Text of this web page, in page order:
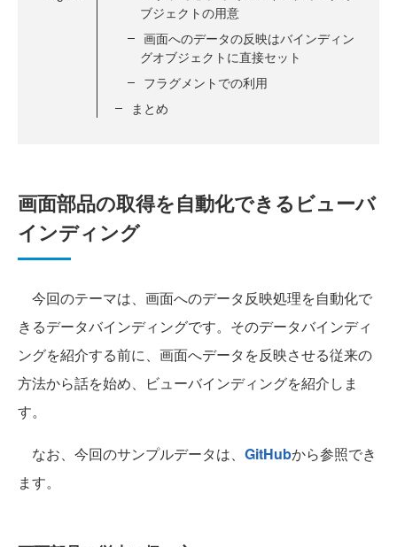
ブジェクトの用意
画面へのデータの反映はバインディン
グオブジェクトに直接セット
フラグメントでの利用
まとめ
画面部品の取得を自動化できるビューバ
インディング
今回のテーマは、画面へのデータ反映処理を自動化で
きるデータバインディングです。そのデータバインディ
ングを紹介する前に、画面へデータを反映させる従来の
方法から話を始め、ビューバインディングを紹介しま
す。
なお、今回のサンプルデータは、 GitHubから参照でき
ます。